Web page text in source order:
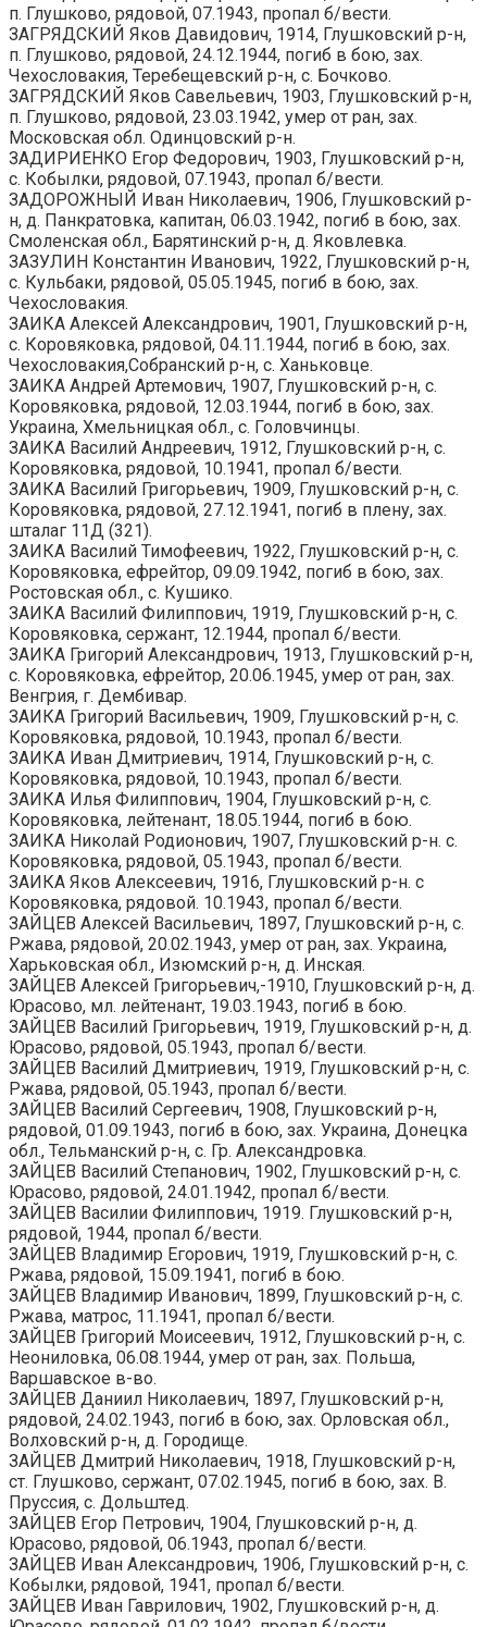
п. Глушково, рядовой, 07.1943, пропал б/вести.
ЗАГРЯДСКИЙ Яков Давидович, 1914, Глушковский р-н,
п. Глушково, рядовой, 24.12.1944, погиб в бою, зах.
Чехословакия, Теребещевский р-н, с. Бочково.
ЗАГРЯДСКИЙ Яков Савельевич, 1903, Глушковский р-н,
п. Глушково, рядовой, 23.03.1942, умер от ран, зах.
Московская обл. Одинцовский р-н.
ЗАДИРИЕНКО Егор Федорович, 1903, Глушковский р-н,
с. Кобылки, рядовой, 07.1943, пропал б/вести.
ЗАДОРОЖНЫЙ Иван Николаевич, 1906, Глушковский р-
н, д. Панкратовка, капитан, 06.03.1942, погиб в бою, зах.
Смоленская обл., Барятинский р-н, д. Яковлевка.
ЗАЗУЛИН Константин Иванович, 1922, Глушковский р-н,
с. Кульбаки, рядовой, 05.05.1945, погиб в бою, зах.
Чехословакия.
ЗАИКА Алексей Александрович, 1901, Глушковский р-н,
с. Коровяковка, рядовой, 04.11.1944, погиб в бою, зах.
Чехословакия,Собранский р-н, с. Ханьковце.
ЗАИКА Андрей Артемович, 1907, Глушковский р-н, с.
Коровяковка, рядовой, 12.03.1944, погиб в бою, зах.
Украина, Хмельницкая обл., с. Головчинцы.
ЗАИКА Василий Андреевич, 1912, Глушковский р-н, с.
Коровяковка, рядовой, 10.1941, пропал б/вести.
ЗАИКА Василий Григорьевич, 1909, Глушковский р-н, с.
Коровяковка, рядовой, 27.12.1941, погиб в плену, зах.
шталаг 11Д (321).
ЗАИКА Василий Тимофеевич, 1922, Глушковский р-н, с.
Коровяковка, ефрейтор, 09.09.1942, погиб в бою, зах.
Ростовская обл., с. Кушико.
ЗАИКА Василий Филиппович, 1919, Глушковский р-н, с.
Коровяковка, сержант, 12.1944, пропал б/вести.
ЗАИКА Григорий Александрович, 1913, Глушковский р-н,
с. Коровяковка, ефрейтор, 20.06.1945, умер от ран, зах.
Венгрия, г. Дембивар.
ЗАИКА Григорий Васильевич, 1909, Глушковский р-н, с.
Коровяковка, рядовой, 10.1943, пропал б/вести.
ЗАИКА Иван Дмитриевич, 1914, Глушковский р-н, с.
Коровяковка, рядовой, 10.1943, пропал б/вести.
ЗАИКА Илья Филиппович, 1904, Глушковский р-н, с.
Коровяковка, лейтенант, 18.05.1944, погиб в бою.
ЗАИКА Николай Родионович, 1907, Глушковский р-н. с.
Коровяковка, рядовой, 05.1943, пропал б/вести.
ЗАИКА Яков Алексеевич, 1916, Глушковский р-н. с
Коровяковка, рядовой. 10.1943, пропал б/вести.
ЗАЙЦЕВ Алексей Васильевич, 1897, Глушковский р-н, с.
Ржава, рядовой, 20.02.1943, умер от ран, зах. Украина,
Харьковская обл., Изюмский р-н, д. Инская.
ЗАЙЦЕВ Алексей Григорьевич,-1910, Глушковский р-н, д.
Юрасово, мл. лейтенант, 19.03.1943, погиб в бою.
ЗАЙЦЕВ Василий Григорьевич, 1919, Глушковский р-н, д.
Юрасово, рядовой, 05.1943, пропал б/вести.
ЗАЙЦЕВ Василий Дмитриевич, 1919, Глушковский р-н, с.
Ржава, рядовой, 05.1943, пропал б/вести.
ЗАЙЦЕВ Василий Сергеевич, 1908, Глушковский р-н,
рядовой, 01.09.1943, погиб в бою, зах. Украина, Донецка
обл., Тельманский р-н, с. Гр. Александровка.
ЗАЙЦЕВ Василий Степанович, 1902, Глушковский р-н, с.
Юрасово, рядовой, 24.01.1942, пропал б/вести.
ЗАЙЦЕВ Василии Филиппович, 1919. Глушковский р-н,
рядовой, 1944, пропал б/вести.
ЗАЙЦЕВ Владимир Егорович, 1919, Глушковский р-н, с.
Ржава, рядовой, 15.09.1941, погиб в бою.
ЗАЙЦЕВ Владимир Иванович, 1899, Глушковский р-н, с.
Ржава, матрос, 11.1941, пропал б/вести.
ЗАЙЦЕВ Григорий Моисеевич, 1912, Глушковский р-н, с.
Неониловка, 06.08.1944, умер от ран, зах. Польша,
Варшавское в-во.
ЗАЙЦЕВ Даниил Николаевич, 1897, Глушковский р-н,
рядовой, 24.02.1943, погиб в бою, зах. Орловская обл.,
Волховский р-н, д. Городище.
ЗАЙЦЕВ Дмитрий Николаевич, 1918, Глушковский р-н,
ст. Глушково, сержант, 07.02.1945, погиб в бою, зах. В.
Пруссия, с. Дольштед.
ЗАЙЦЕВ Егор Петрович, 1904, Глушковский р-н, д.
Юрасово, рядовой, 06.1943, пропал б/вести.
ЗАЙЦЕВ Иван Александрович, 1906, Глушковский р-н, с.
Кобылки, рядовой, 1941, пропал б/вести.
ЗАЙЦЕВ Иван Гаврилович, 1902, Глушковский р-н, д.